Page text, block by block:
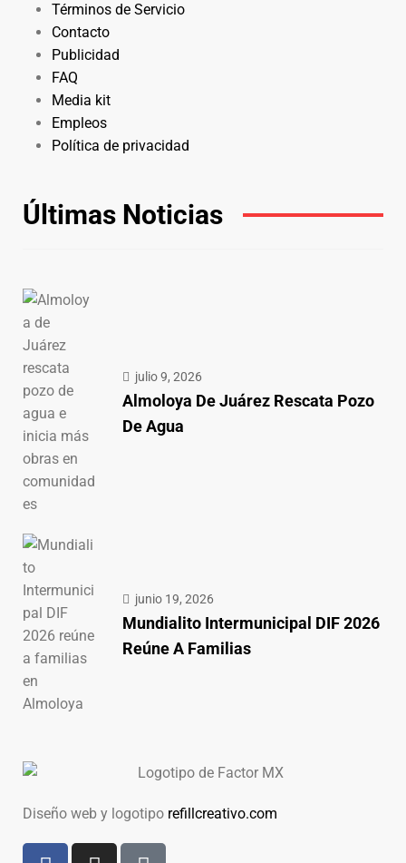
Términos de Servicio
Contacto
Publicidad
FAQ
Media kit
Empleos
Política de privacidad
Últimas Noticias
julio 9, 2026
Almoloya De Juárez Rescata Pozo
De Agua
junio 19, 2026
Mundialito Intermunicipal DIF 2026
Reúne A Familias
Diseño web y logotipo refillcreativo.com